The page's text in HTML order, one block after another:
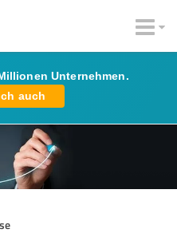
Unternehmen.
auch